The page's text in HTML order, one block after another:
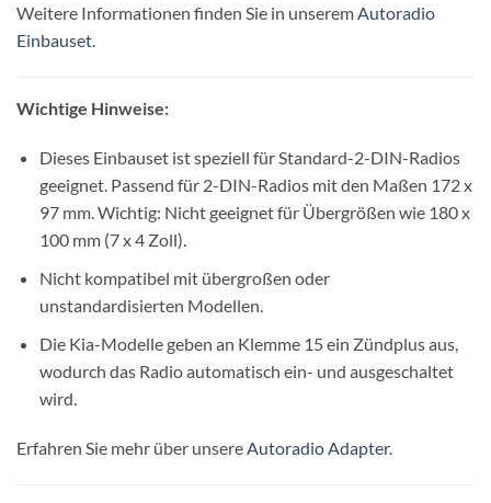
Weitere Informationen finden Sie in unserem Autoradio
Einbauset
Wichtige Hinweise:
Dieses Einbauset ist speziell für Standard-2-DIN-Radios
geeignet. Passend für 2-DIN-Radios mit den Maßen 172 x
97 mm. Wichtig: Nicht geeignet für Übergrößen wie 180 x
100 mm (7 x 4 Zoll).
Nicht kompatibel mit übergroßen oder
unstandardisierten Modellen.
Die Kia-Modelle geben an Klemme 15 ein Zündplus aus,
wodurch das Radio automatisch ein- und ausgeschaltet
wird.
Erfahren Sie mehr über unsereAutoradio Adapter.